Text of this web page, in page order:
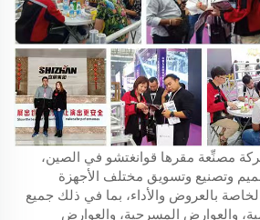
مصنِّعة مقرها قوانغتشو في الصين،
وتصنيع وتسويق مختلف الأجهزة
الخاصة بالعروض والأداء، بما في ذلك جميع
والعوارض المسرحية، والعوارض